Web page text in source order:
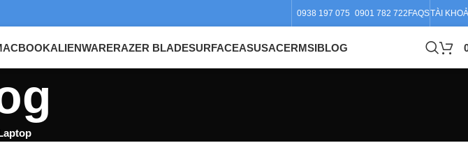
0938 197 075 0901 782 722 FAQSTÀI
ALIENWARERAZER BLADESURFACEASUSACERMSIBLOG